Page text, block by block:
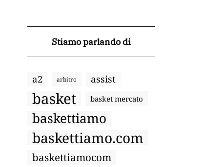
Stiamo parlando di
a2 arbitro assist
basket basket mercato
baskettiamo
baskettiamo.com
baskettiamocom